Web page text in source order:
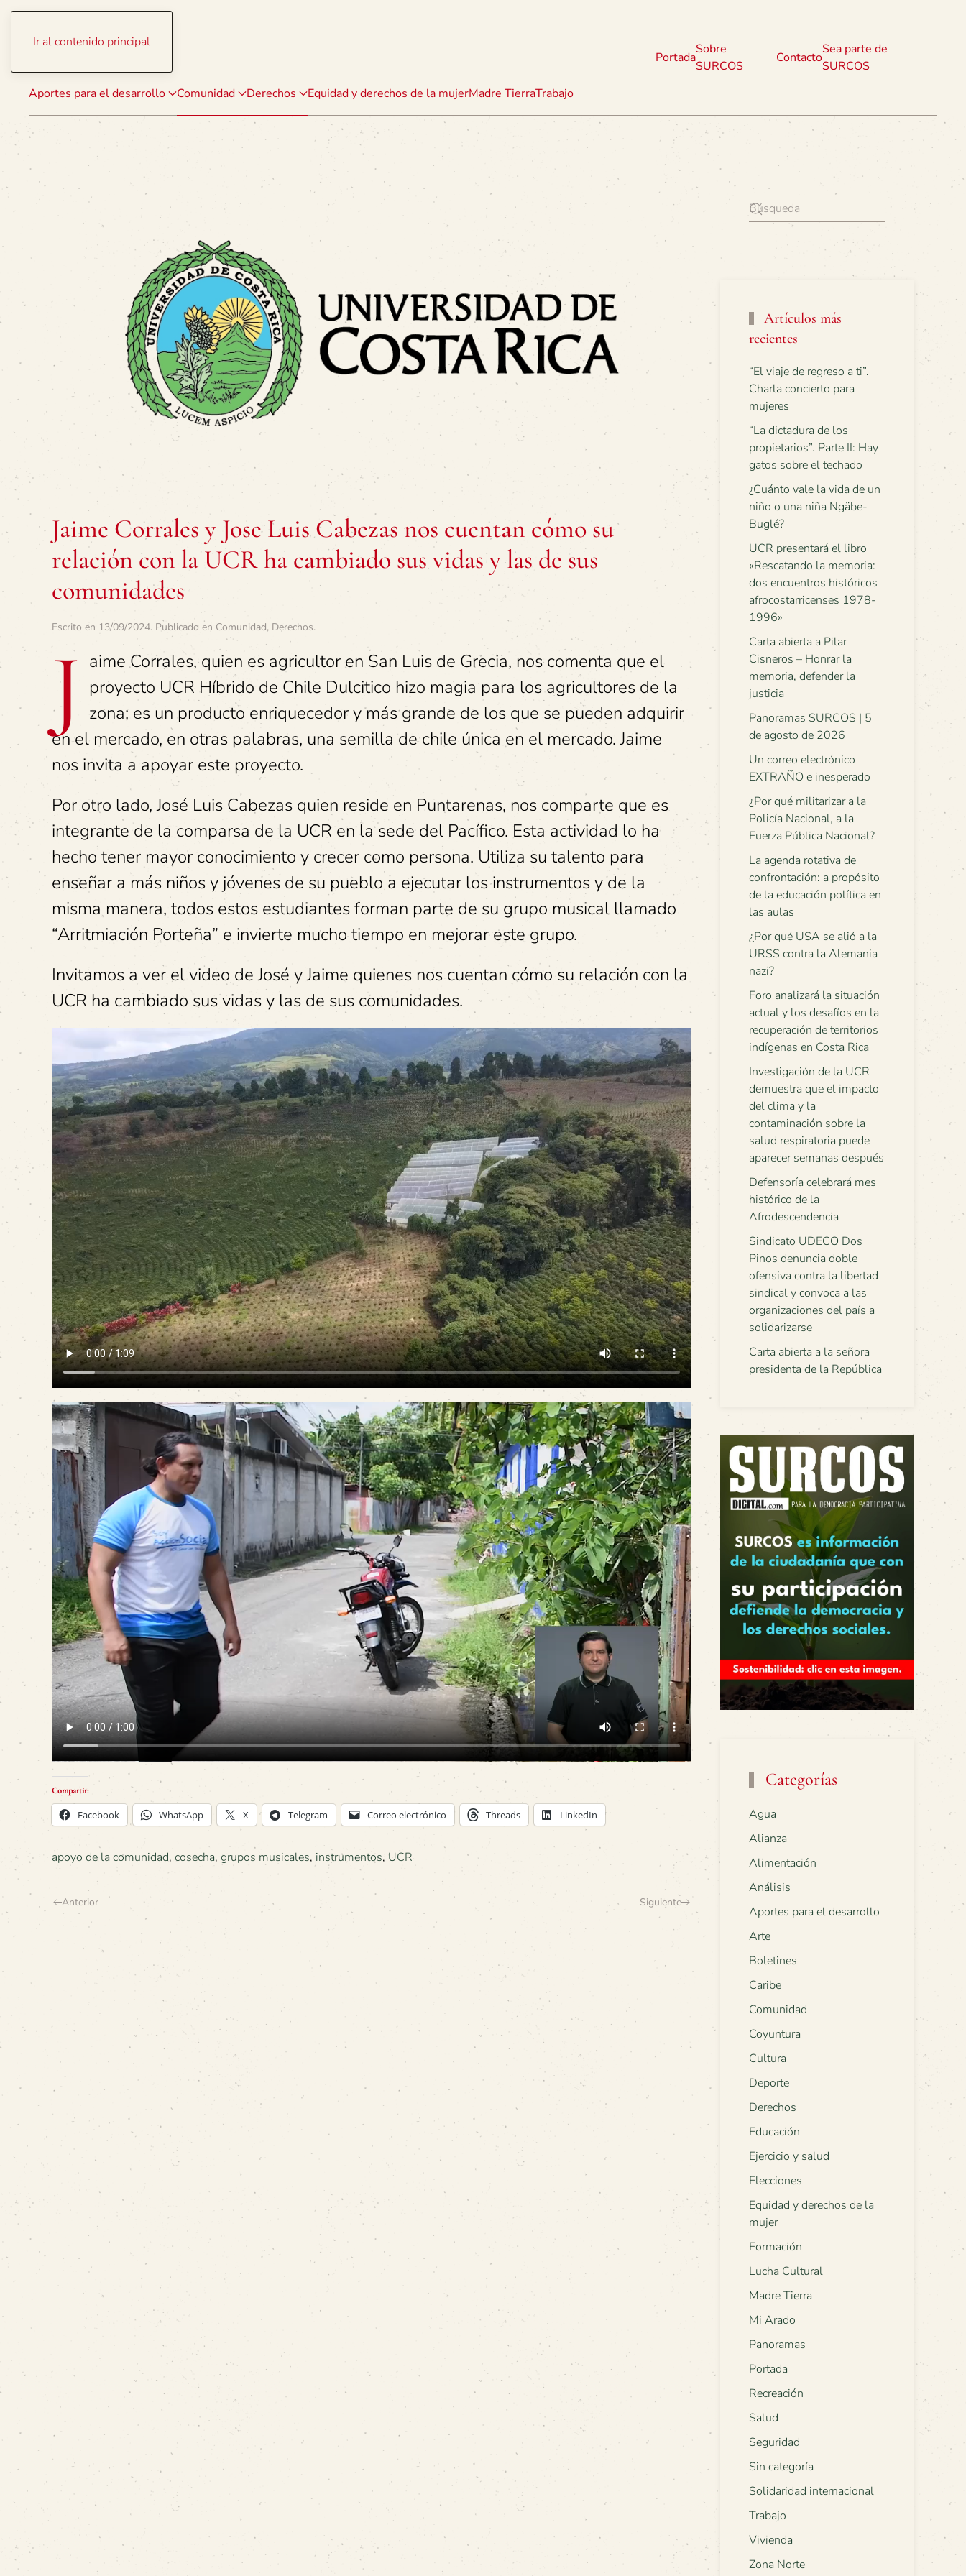
Ir al contenido principal
Aportes para el desarrollo Comunidad Derechos Equidad y derechos de la mujerMadre TierraTrabajo
Portada
Sobre
SURCOS
Contacto
Sea parte de
SURCOS
Jaime Corrales y Jose Luis Cabezas nos cuentan cómo su
relación con la UCR ha cambiado sus vidas y las de sus
comunidades
Escrito en 13/09/2024. Publicado en Comunidad, Derechos.
J aime Corrales, quien es agricultor en San Luis de Grecia, nos comenta que el
proyecto UCR Híbrido de Chile Dulcitico hizo magia para los agricultores de la
zona; es un producto enriquecedor y más grande de los que se pueden adquirir
en el mercado, en otras palabras, una semilla de chile única en el mercado. Jaime
nos invita a apoyar este proyecto.
Por otro lado, José Luis Cabezas quien reside en Puntarenas, nos comparte que es
integrante de la comparsa de la UCR en la sede del Pacífico. Esta actividad lo ha
hecho tener mayor conocimiento y crecer como persona. Utiliza su talento para
enseñar a más niños y jóvenes de su pueblo a ejecutar los instrumentos y de la
misma manera, todos estos estudiantes forman parte de su grupo musical llamado
“Arritmiación Porteña” e invierte mucho tiempo en mejorar este grupo.
Invitamos a ver el video de José y Jaime quienes nos cuentan cómo su relación con la
UCR ha cambiado sus vidas y las de sus comunidades.
Compartir:
Facebook WhatsApp X Telegram Correo electrónico Threads LinkedIn
apoyo de la comunidad, cosecha, grupos musicales, instrumentos, UCR
Anterior Siguiente
Artículos más
recientes
“El viaje de regreso a ti”.
Charla concierto para
mujeres
“La dictadura de los
propietarios”. Parte II: Hay
gatos sobre el techado
¿Cuánto vale la vida de un
niño o una niña Ngäbe-
Buglé?
UCR presentará el libro
«Rescatando la memoria:
dos encuentros históricos
afrocostarricenses 1978-
1996»
Carta abierta a Pilar
Cisneros – Honrar la
memoria, defender la
justicia
Panoramas SURCOS | 5
de agosto de 2026
Un correo electrónico
EXTRAÑO e inesperado
¿Por qué militarizar a la
Policía Nacional, a la
Fuerza Pública Nacional?
La agenda rotativa de
confrontación: a propósito
de la educación política en
las aulas
¿Por qué USA se alió a la
URSS contra la Alemania
nazi?
Foro analizará la situación
actual y los desafíos en la
recuperación de territorios
indígenas en Costa Rica
Investigación de la UCR
demuestra que el impacto
del clima y la
contaminación sobre la
salud respiratoria puede
aparecer semanas después
Defensoría celebrará mes
histórico de la
Afrodescendencia
Sindicato UDECO Dos
Pinos denuncia doble
ofensiva contra la libertad
sindical y convoca a las
organizaciones del país a
solidarizarse
Carta abierta a la señora
presidenta de la República
Categorías
Agua
Alianza
Alimentación
Análisis
Aportes para el desarrollo
Arte
Boletines
Caribe
Comunidad
Coyuntura
Cultura
Deporte
Derechos
Educación
Ejercicio y salud
Elecciones
Equidad y derechos de la
mujer
Formación
Lucha Cultural
Madre Tierra
Mi Arado
Panoramas
Portada
Recreación
Salud
Seguridad
Sin categoría
Solidaridad internacional
Trabajo
Vivienda
Zona Norte